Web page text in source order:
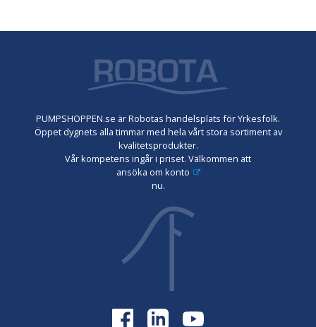
PUMPSHOPPEN.se är Robotas handelsplats för Yrkesfolk.
Öppet dygnets alla timmar med hela vårt stora sortiment av
kvalitetsprodukter.
Vår kompetens ingår i priset. Välkommen att
ansöka om konto
nu.